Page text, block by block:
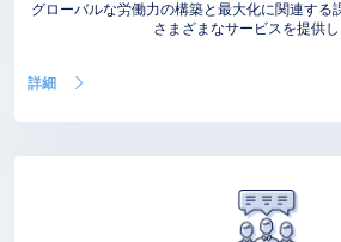
グローバルな労働力の構築と最大化に関連する
さまざまなサービスを提供し
詳細